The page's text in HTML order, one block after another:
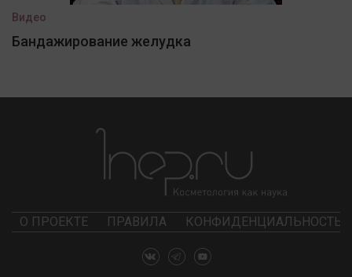
Видео
Бандажирование желудка
О ПРОЕКТЕ ПРАВИЛА КОНФИДЕНЦИАЛЬНОСТЬ